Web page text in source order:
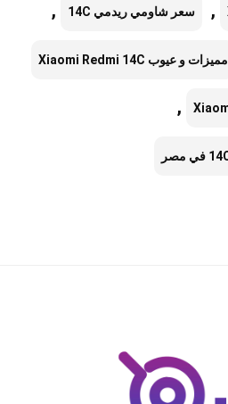
, سعر شاومي ريدمي 14C ,
مميزات و عيوب Xiaomi Redmi 14C
,